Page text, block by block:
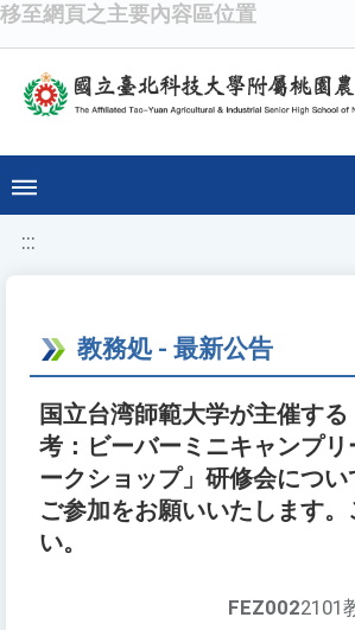
移至網頁之主要內容區位置
:::
教務処 - 最新公告
国立台湾師範大学が主催す
考：ビーバーミニキャンプリ
ークショップ」研修会につ
ご参加をお願いいたします。
い。
FEZ0022101